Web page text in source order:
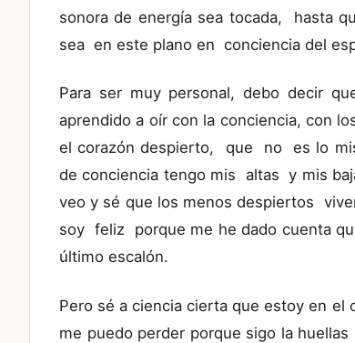
sonora de energía sea tocada, hasta
sea en este plano en conciencia del
Para ser muy personal, debo decir
aprendido a oír con la conciencia, con
el corazón despierto, que no es lo
de conciencia tengo mis altas y mis
veo y sé que los menos despiertos
soy feliz porque me he dado cuenta
último escalón.
Pero sé a ciencia cierta que estoy en
me puedo perder porque sigo la